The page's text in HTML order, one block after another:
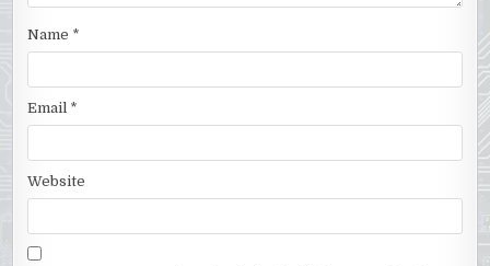
Name *
Email *
Website